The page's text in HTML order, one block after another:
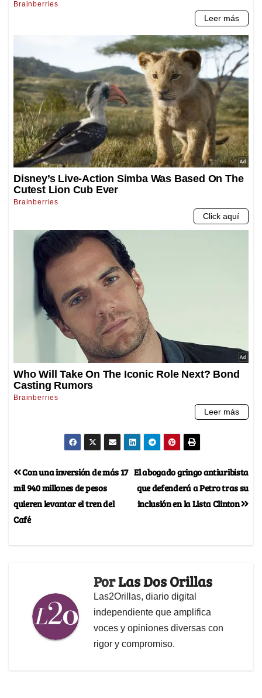
El abogado gringo antiuribista
que defenderá a Petro tras su
inclusión en la Lista Clinton
Con una inversión de más 17
mil 940 millones de pesos
quieren levantar el tren del
Café
PorLas Dos Orillas
Las2Orillas, diario digital
independiente que amplifica
voces y opiniones diversas con
rigor y compromiso.